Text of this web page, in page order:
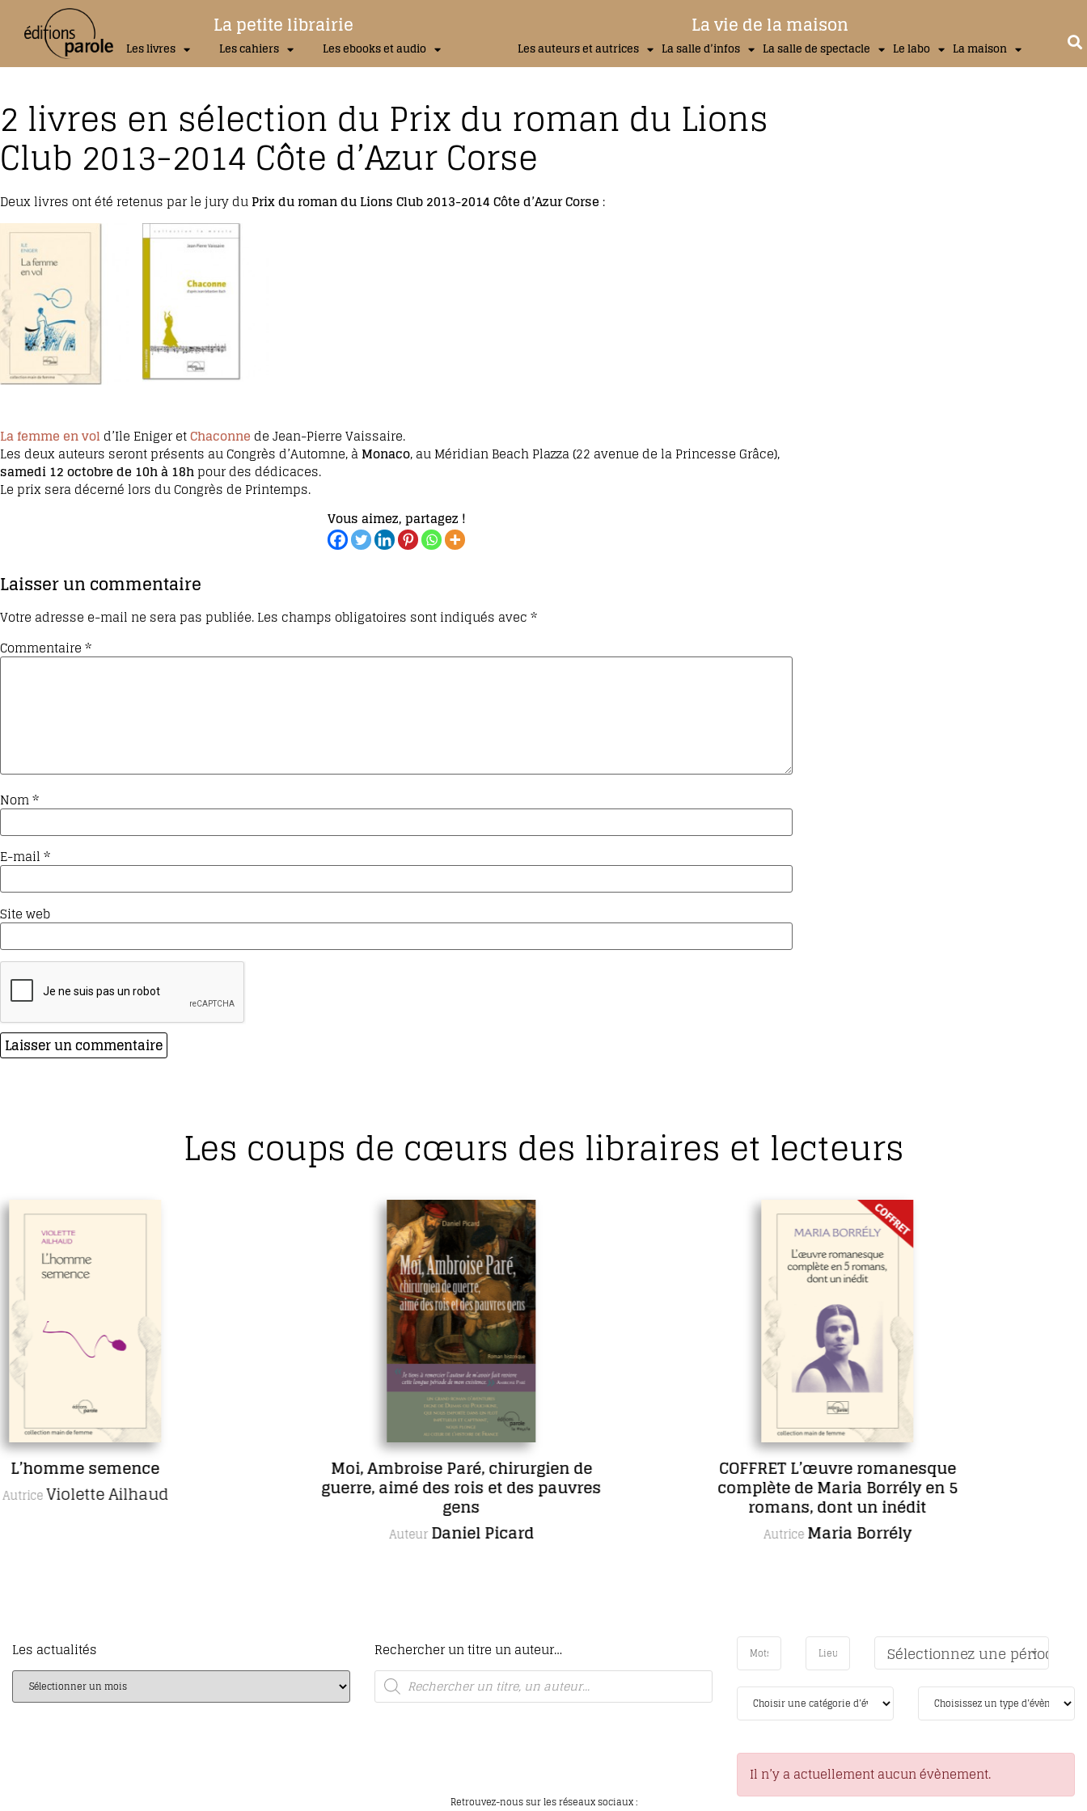
La petite librairie
Les livres Les cahiers Les ebooks et audio
La vie de la maison
Les auteurs et autrices La salle d’infos La salle de spectacle Le labo La maison
2 livres en sélection du Prix du roman du Lions
Club 2013-2014 Côte d’Azur Corse
Deux livres ont été retenus par le jury duPrix du roman du Lions Club 2013-2014 Côte d’Azur Corse :
La femme en vol d’Ile Eniger etChaconne de Jean-Pierre Vaissaire.
Les deux auteurs seront présents au Congrès d’Automne, àMonaco, au Méridian Beach Plazza (22 avenue de la Princesse Grâce),
samedi 12 octobre de 10h à 18hpour des dédicaces.
Le prix sera décerné lors du Congrès de Printemps.
Vous aimez, partagez !
Laisser un commentaire
Votre adresse e-mail ne sera pas publiée.Les champs obligatoires sont indiqués avec*
Commentaire*
Nom*
E-mail*
Site web
Les coups de cœurs des libraires et lecteurs
Moi, Ambroise Paré, chirurgien de
guerre, aimé des rois et des pauvres
gens
COFFRET L’œuvre romanesque
complète de Maria Borrély en 5
romans, dont un inédit
AutriceMaria Borrély
Sept jours en face
AutriceAnne Lecourt
Les actualités Rechercher un titre un auteur… Sélectionnez une période
Il n’y a actuellement aucun évènement.
Retrouvez-nous sur les réseaux sociaux :